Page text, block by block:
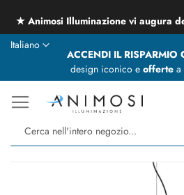
★ Animosi Illuminazione vi augura
ACCENDI IL RISPARMIO
design iconico e offertea
Lingua
Italiano